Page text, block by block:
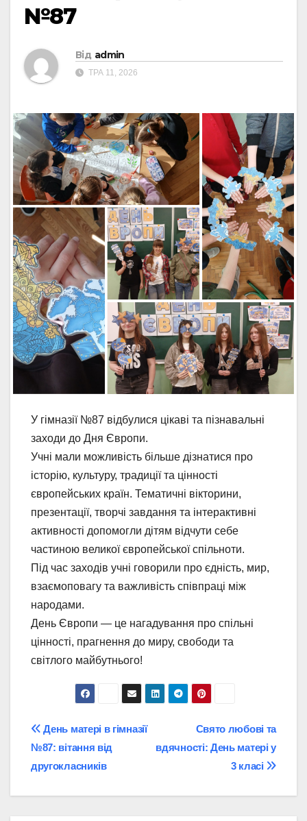
№87
Від admin
ТРА 11, 2026
У гімназії №87 відбулися цікаві та пізнавальні
заходи до Дня Європи.
Учні мали можливість більше дізнатися про
історію, культуру, традиції та цінності
європейських країн. Тематичні вікторини,
презентації, творчі завдання та інтерактивні
активності допомогли дітям відчути себе
частиною великої європейської спільноти.
Під час заходів учні говорили про єдність, мир,
взаємоповагу та важливість співпраці між
народами.
День Європи — це нагадування про спільні
цінності, прагнення до миру, свободи та
світлого майбутнього!
Навігація
записів
Свято любові та
вдячності: День матері у
3 класі
День матері в гімназії
№87: вітання від
другокласників